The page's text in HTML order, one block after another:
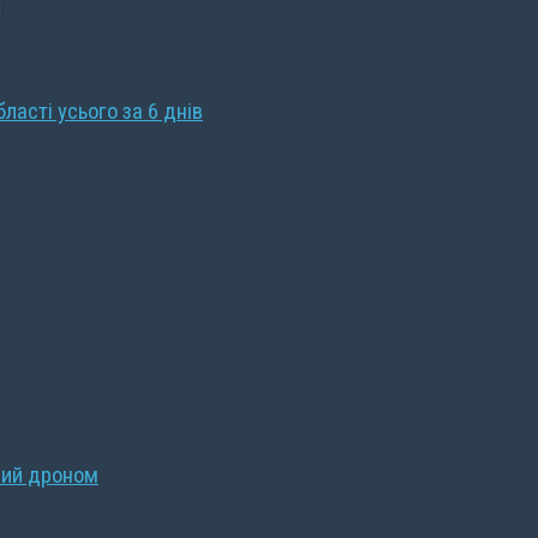
усього за 6 днів
дроном